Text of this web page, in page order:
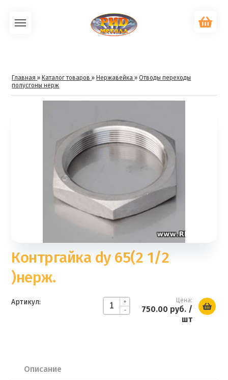
Главная » Каталог товаров » Нержавейка »Отводы переходы
полусгоны нерж
Контргайка dy 65(2 1/2
)нерж.
+
-
Цена:
750.00 руб./
шт
Артикул:
Описание